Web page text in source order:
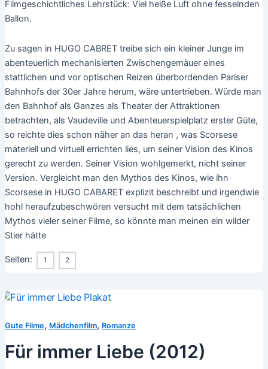
Filmgeschichtliches Lehrstück: Viel heiße Luft ohne fesselnden
Ballon.
Zu sagen in HUGO CABRET treibe sich ein kleiner Junge im
abenteuerlich mechanisierten Zwischengemäuer eines
stattlichen und vor optischen Reizen überbordenden Pariser
Bahnhofs der 30er Jahre herum, wäre untertrieben. Würde man
den Bahnhof als Ganzes als Theater der Attraktionen
betrachten, als Vaudeville und Abenteuerspielplatz erster Güte,
so reichte dies schon näher an das heran , was Scorsese
materiell und virtuell errichten lies, um seiner Vision des Kinos
gerecht zu werden. Seiner Vision wohlgemerkt, nicht seiner
Version. Vergleicht man den Mythos des Kinos, wie ihn
Scorsese in HUGO CABARET explizit beschreibt und irgendwie
hohl heraufzubeschwören versucht mit dem tatsächlichen
Mythos vieler seiner Filme, so könnte man meinen ein wilder
Stier hätte
Seiten: 1 2
Gute Filme, Mädchenfilm, Romanze
Für immer Liebe (2012)